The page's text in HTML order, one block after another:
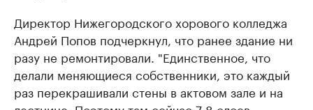
Директор Нижегородского хорового колледжа
Андрей Попов подчеркнул, что ранее здание ни
разу не ремонтировали. "Единственное, что
делали меняющиеся собственники, это каждый
раз перекрашивали стены в актовом зале и на